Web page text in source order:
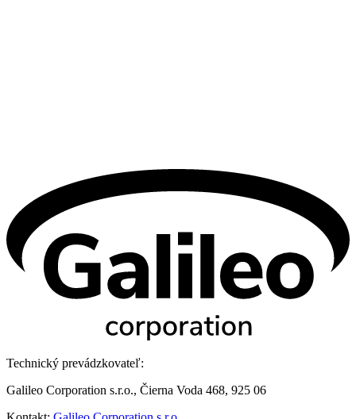
Technický prevádzkovateľ:
Galileo Corporation s.r.o., Čierna Voda 468, 925 06